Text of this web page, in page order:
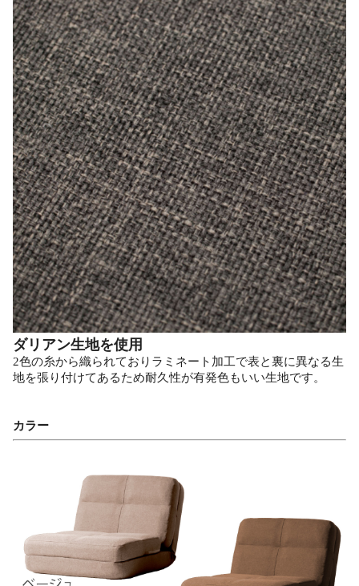
ダリアン生地を使用
2色の糸から織られておりラミネート加工で表と裏に異なる生
地を張り付けてあるため耐久性が有発色もいい生地です。
カラー